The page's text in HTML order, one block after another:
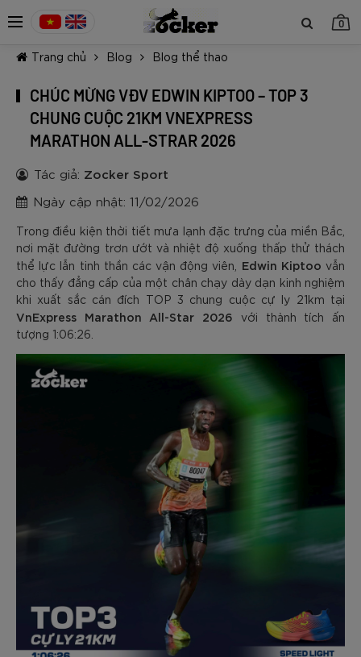
0
TIẾP TỤC MUA HÀNG
Trang chủ Blog Blog thể thao
CHÚC MỪNG VĐV EDWIN KIPTOO – TOP 3
CHUNG CUỘC 21KM VNEXPRESS
MARATHON ALL-STRAR 2026
Tác giả: Zocker Sport
Ngày cập nhật: 11/02/2026
Trong điều kiện thời tiết mưa lạnh đặc trưng của miền Bắc,
nơi mặt đường trơn ướt và nhiệt độ xuống thấp thử thách
thể lực lẫn tinh thần các vận động viên, Edwin Kiptoovẫn
cho thấy đẳng cấp của một chân chạy dày dạn kinh nghiệm
khi xuất sắc cán đích TOP 3 chung cuộc cự ly 21km tại
VnExpress Marathon All-Star 2026 với thành tích ấn
tượng 1:06:26.